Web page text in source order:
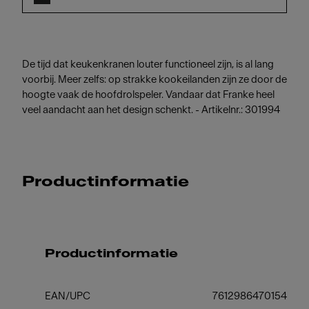
De tijd dat keukenkranen louter functioneel zijn, is al lang
voorbij. Meer zelfs: op strakke kookeilanden zijn ze door de
hoogte vaak de hoofdrolspeler. Vandaar dat Franke heel
veel aandacht aan het design schenkt. - Artikelnr.: 301994
Productinformatie
Productinformatie
EAN/UPC 7612986470154